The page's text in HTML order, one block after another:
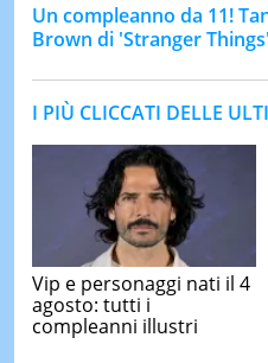
Un compleanno da 11!
Brown di 'Stranger Things'
I PIÙ CLICCATI DELLE
Vip e personaggi nati il 4
agosto: tutti i
compleanni illustri